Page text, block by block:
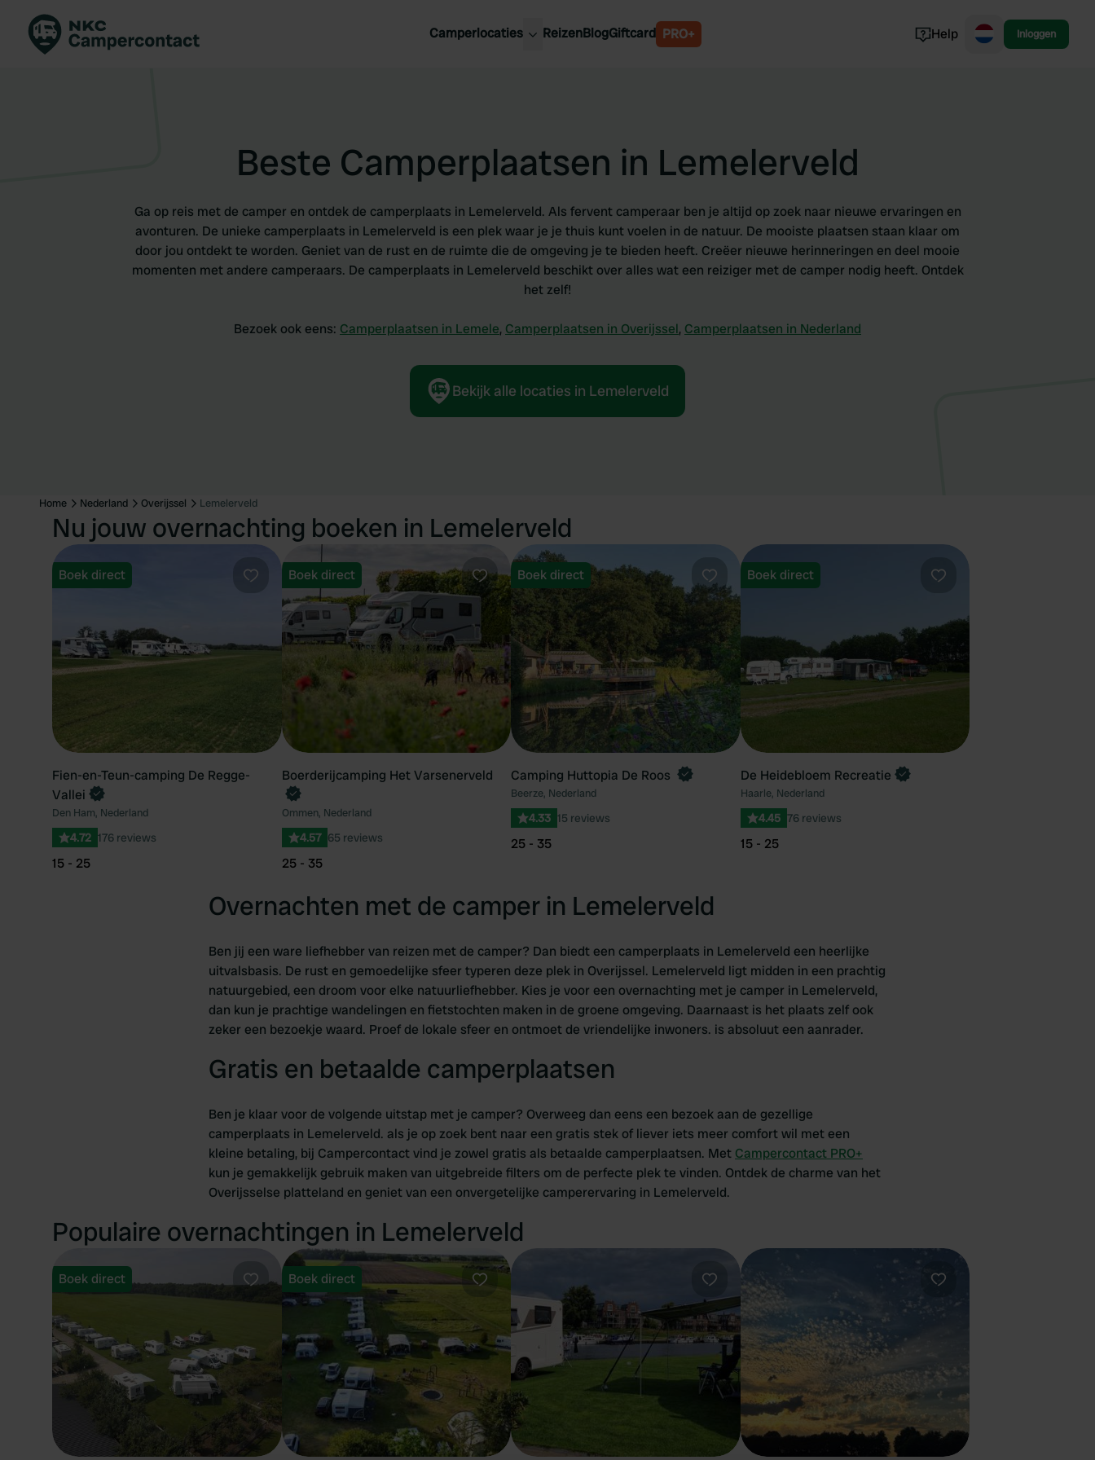
Camperlocaties
Veilig boeken
Bekijk alle...
Frankrijk
Italië
Spanje
Zweden
ReizenBlogGiftcard PRO+ Help Inloggen
Beste Camperplaatsen in Lemelerveld
Ga op reis met de camper en ontdek de camperplaats in Lemelerveld. Als fervent camperaar ben je altijd op zoek naar nieuwe ervaringen en
avonturen. De unieke camperplaats in Lemelerveld is een plek waar je je thuis kunt voelen in de natuur. De mooiste plaatsen staan klaar om
door jou ontdekt te worden. Geniet van de rust en de ruimte die de omgeving je te bieden heeft. Creëer nieuwe herinneringen en deel mooie
momenten met andere camperaars. De camperplaats in Lemelerveld beschikt over alles wat een reiziger met de camper nodig heeft. Ontdek
het zelf!
Bezoek ook eens: Camperplaatsen in Lemele, Camperplaatsen in Overijssel, Camperplaatsen in Nederland
Bekijk alle locaties in Lemelerveld
Home Nederland Overijssel Lemelerveld
Nu jouw overnachting boeken in Lemelerveld
Favoriet
Boek direct
Fien-en-Teun-camping De Regge-
Vallei
Den Ham, Nederland
4.72 176 reviews
15 - 25
Favoriet
Boek direct
Boerderijcamping Het Varsenerveld
Ommen, Nederland
4.57 65 reviews
25 - 35
Favoriet
Boek direct
Camping Huttopia De Roos
Beerze, Nederland
4.33 15 reviews
25 - 35
Boek direct
De Heidebloem Recreatie
Haarle, Nederland
4.45 76 reviews
15 - 25
Overnachten met de camper in Lemelerveld
Ben jij een ware liefhebber van reizen met de camper? Dan biedt een camperplaats in Lemelerveld een heerlijke
uitvalsbasis. De rust en gemoedelijke sfeer typeren deze plek in Overijssel. Lemelerveld ligt midden in een prachtig
natuurgebied, een droom voor elke natuurliefhebber. Kies je voor een overnachting met je camper in Lemelerveld,
dan kun je prachtige wandelingen en fietstochten maken in de groene omgeving. Daarnaast is het plaats zelf ook
zeker een bezoekje waard. Proef de lokale sfeer en ontmoet de vriendelijke inwoners. is absoluut een aanrader.
Gratis en betaalde camperplaatsen
Ben je klaar voor de volgende uitstap met je camper? Overweeg dan eens een bezoek aan de gezellige
camperplaats in Lemelerveld. als je op zoek bent naar een gratis stek of liever iets meer comfort wil met een
kleine betaling, bij Campercontact vind je zowel gratis als betaalde camperplaatsen. Met Campercontact PRO+
kun je gemakkelijk gebruik maken van uitgebreide filters om de perfecte plek te vinden. Ontdek de charme van het
Overijsselse platteland en geniet van een onvergetelijke camperervaring in Lemelerveld.
Populaire overnachtingen in Lemelerveld
Favoriet
Boek direct
Favoriet
Boek direct
Favoriet